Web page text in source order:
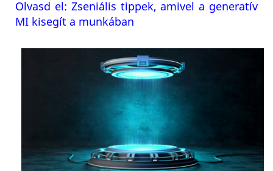
Olvasd el: Zseniális tippek, amivel a generatív
MI kisegít a munkában